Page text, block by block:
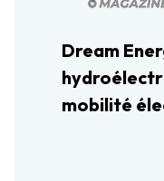
Dream
mobilité